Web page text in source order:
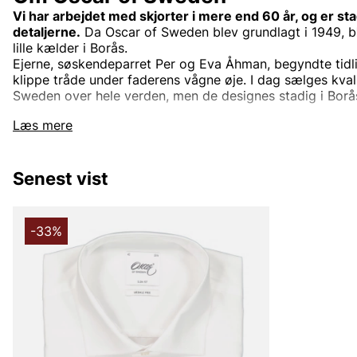
Læs mere
Vi har arbejdet med skjorter i mere end 60 år, og er
detaljerne. Da Oscar of Sweden blev grundlagt i 1949,
lille kælder i Borås.
Ejerne, søskendeparret Per og Eva Åhman, begyndte
klippe tråde under faderens vågne øje. I dag sælges
Sweden over hele verden, men de designes stadig i
Vi er dedikerede til detaljerne. Hver søm, hvert mønster,
helt perfekt. Vi overlader ingen detalje til tilfældet. Det
eksklusive tekstiler, knapper og tråd til vævningsteknik
hensyn til stoffer tilbyder vi alt fra hør til vasket denim,
sin skjorte. Derfor har vi skjorter, der passer til
begravelse eller andre stunder, hvor din skjorte skal
elegant, sportslig, afslappet, eller bare pæn og behagelig.
Senest vist
-33%